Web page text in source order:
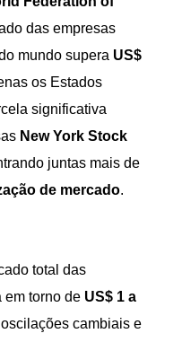
das empresas
mundo supera US$
os Estados
significativa
New York Stock
juntas mais de
de mercado.
total das
em torno de US$ 1 a
cambiais e